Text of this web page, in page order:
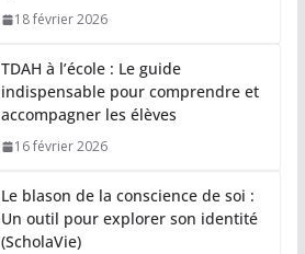
18 février 2026
TDAH à l’école : Le guide
indispensable pour comprendre et
accompagner les élèves
16 février 2026
Le blason de la conscience de soi :
Un outil pour explorer son identité
(ScholaVie)